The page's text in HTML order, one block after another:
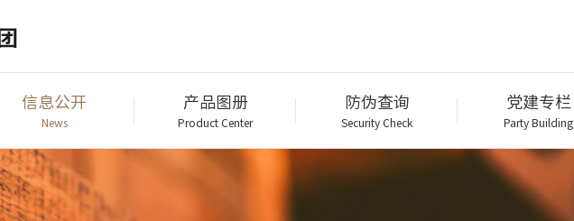
信息公开
News
产品图册
Product Center
防伪查询
Security Check
党建专栏
Party Building